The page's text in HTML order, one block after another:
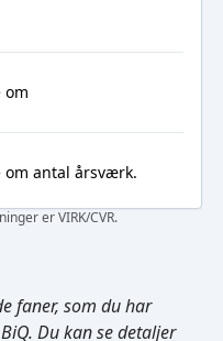
om
antal årsværk.
er VIRK/CVR.
faner, som du har
Du kan se detaljer